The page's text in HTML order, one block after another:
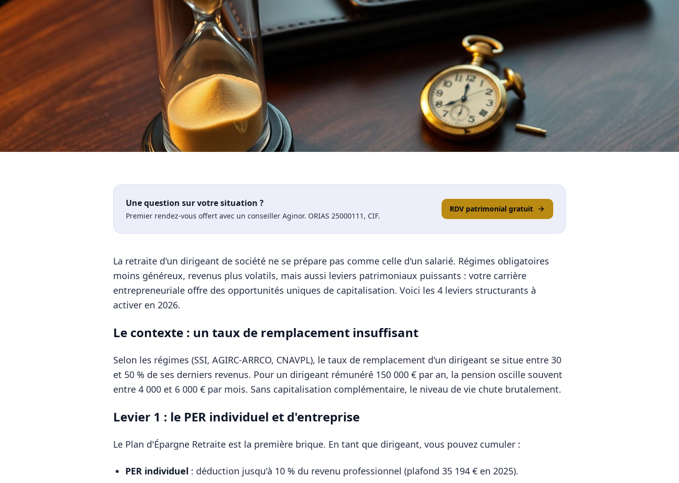
Une question sur votre situation ?
Premier rendez-vous offert avec un conseiller Aginor. ORIAS 25000111, CIF.
RDV patrimonial gratuit
La retraite d'un dirigeant de société ne se prépare pas comme celle d'un salarié. Régimes obligatoires
moins généreux, revenus plus volatils, mais aussi leviers patrimoniaux puissants : votre carrière
entrepreneuriale offre des opportunités uniques de capitalisation. Voici les 4 leviers structurants à
activer en 2026.
Le contexte : un taux de remplacement insuffisant
Selon les régimes (SSI, AGIRC-ARRCO, CNAVPL), le taux de remplacement d'un dirigeant se situe entre 30
et 50 % de ses derniers revenus. Pour un dirigeant rémunéré 150 000 € par an, la pension oscille souvent
entre 4 000 et 6 000 € par mois. Sans capitalisation complémentaire, le niveau de vie chute brutalement.
Levier 1 : le PER individuel et d'entreprise
Le Plan d'Épargne Retraite est la première brique. En tant que dirigeant, vous pouvez cumuler :
PER individuel : déduction jusqu'à 10 % du revenu professionnel (plafond 35 194 € en 2025).